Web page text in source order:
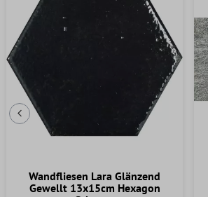
Vorherige Folie
Wandfliesen Lara Glänzend
Gewellt 13x15cm Hexagon